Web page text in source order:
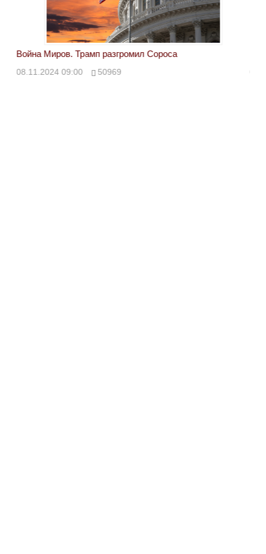
Война Миров. Трамп разгромил Сороса
08.11.2024 09:00 50969